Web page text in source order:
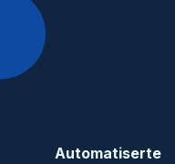
Automatiserte